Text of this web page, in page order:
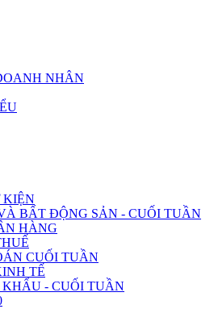
NHÂN
KIỆN
BẤT ĐỘNG SẢN - CUỐI TUẦN
HÀNG
CUỐI TUẦN
TẾ
- CUỐI TUẦN